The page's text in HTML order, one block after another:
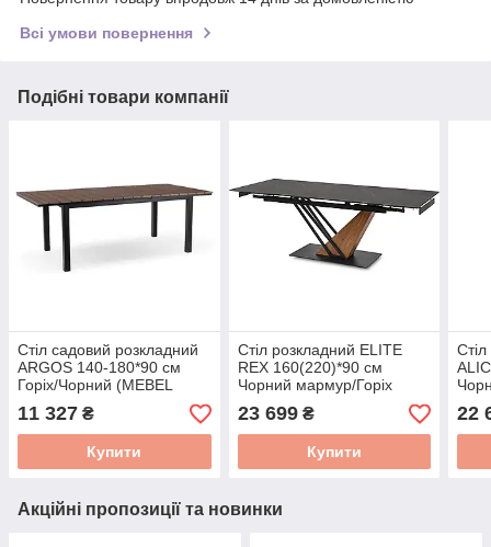
Всі умови повернення
Подібні товари компанії
Стіл садовий розкладний
ARGOS 140-180*90 см
Горіх/Чорний (MEBEL
ELITE) ME.ARGOS/140-
180/O/CZ/OGR/S
11 327 ₴
Купити
Стіл розкладний ELITE
REX 160(220)*90 см
Чорний мармур/Горіх
ME.REX/CZ/S
23 699₴
Купити
200
22
Акційні пропозиції та новинки